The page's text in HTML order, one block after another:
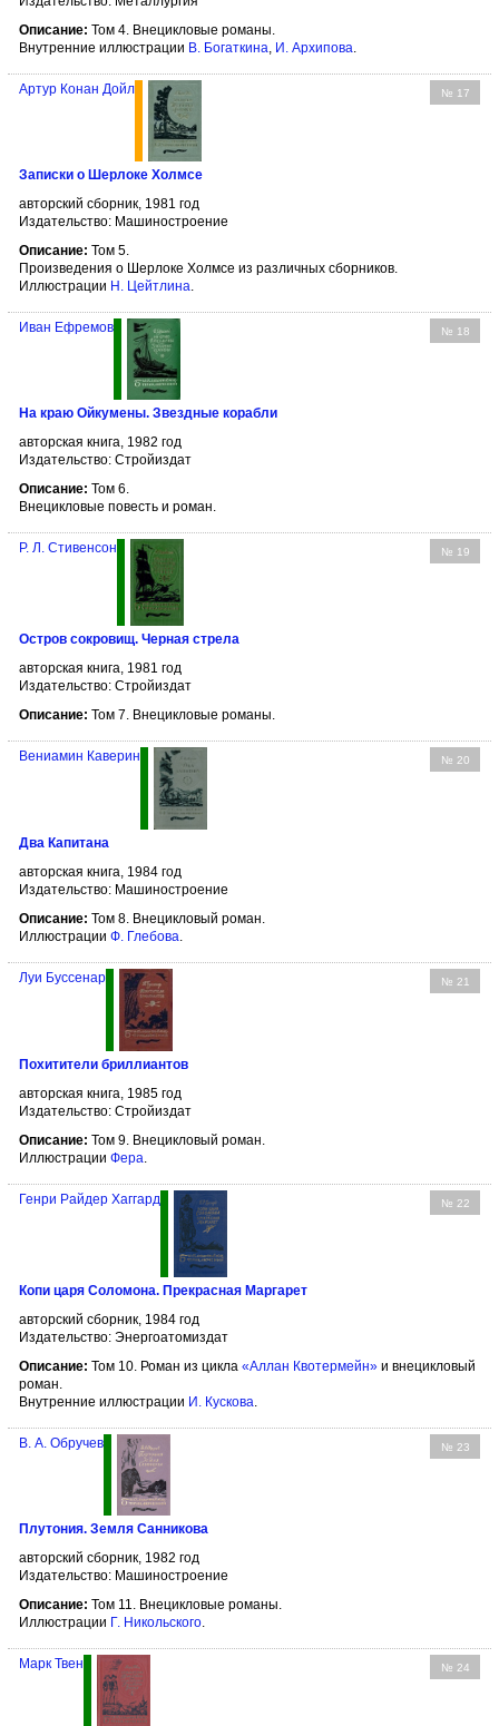
Описание: Том 4. Внецикловые романы.
Внутренние иллюстрации В. Богаткина И. Архипова
№ 17
Артур Конан Дойл
Записки о Шерлоке Холмсе
авторский сборник, 1981 год
Издательство: Машиностроение
Описание: Том 5.
Произведения о Шерлоке Холмсе из различных сборников.
Иллюстрации Н. Цейтлина.
№ 18
Иван Ефремов
На краю Ойкумены. Звездные корабли
авторская книга, 1982 год
Издательство: Стройиздат
Описание: Том 6.
Внецикловые повесть и роман.
№ 19
Р. Л. Стивенсон
Остров сокровищ. Черная стрела
авторская книга, 1981 год
Издательство: Стройиздат
Описание: Том 7. Внецикловые романы.
№ 20
Вениамин Каверин
Два Капитана
авторская книга, 1984 год
Издательство: Машиностроение
Описание: Том 8. Внецикловый роман.
Иллюстрации Ф. Глебова.
№ 21
Луи Буссенар
Похитители бриллиантов
авторская книга, 1985 год
Издательство: Стройиздат
Описание: Том 9. Внецикловый роман.
Иллюстрации Фера.
№ 22
Генри Райдер Хаггард
Копи царя Соломона. Прекрасная Маргарет
авторский сборник, 1984 год
Издательство: Энергоатомиздат
Описание: Том 10. Роман из цикла «Аллан Квотермейн» и внецикловый
роман.
Внутренние иллюстрации И. Кускова.
№ 23
В. А. Обручев
Плутония. Земля Санникова
авторский сборник, 1982 год
Издательство: Машиностроение
Описание: Том 11. Внецикловые романы.
Иллюстрации Г. Никольского.
№ 24
Марк Твен